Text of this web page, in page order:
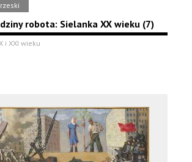
robota: Sielanka XX wieku (7)
i XXI wieku